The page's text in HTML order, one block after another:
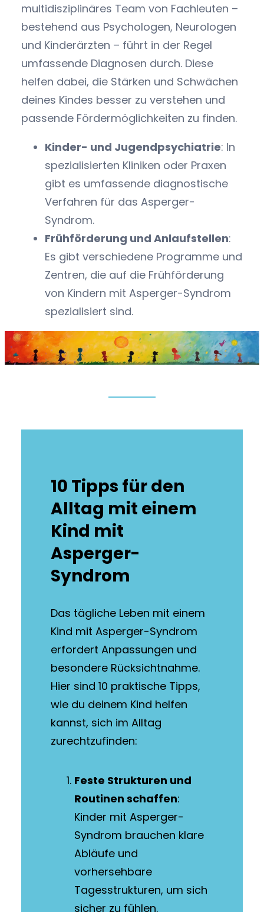
multidisziplinäres Team von Fachleuten –
bestehend aus Psychologen, Neurologen
und Kinderärzten – führt in der Regel
umfassende Diagnosen durch. Diese
helfen dabei, die Stärken und Schwächen
deines Kindes besser zu verstehen und
passende Fördermöglichkeiten zu finden.
Kinder- und Jugendpsychiatrie: In
spezialisierten Kliniken oder Praxen
gibt es umfassende diagnostische
Verfahren für das Asperger-
Syndrom.
Frühförderung und Anlaufstellen:
Es gibt verschiedene Programme und
Zentren, die auf die Frühförderung
von Kindern mit Asperger-Syndrom
spezialisiert sind.
10 Tipps für den
Alltag mit einem
Kind mit
Asperger-
Syndrom
Das tägliche Leben mit einem
Kind mit Asperger-Syndrom
erfordert Anpassungen und
besondere Rücksichtnahme.
Hier sind 10 praktische Tipps,
wie du deinem Kind helfen
kannst, sich im Alltag
zurechtzufinden:
Feste Strukturen und
Routinen schaffen:
Kinder mit Asperger-
Syndrom brauchen klare
Abläufe und
vorhersehbare
Tagesstrukturen, um sich
sicher zu fühlen.